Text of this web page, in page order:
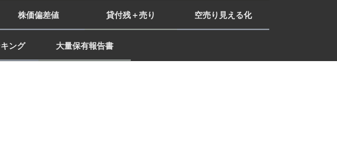
株価偏差値 貸付残＋売り 空売り見える化
ング 大量保有報告書